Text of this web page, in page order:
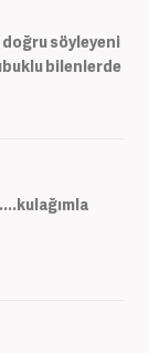
doğru söyleyeni
bilenlerde